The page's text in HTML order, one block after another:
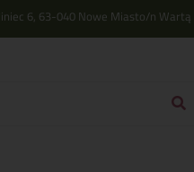
6, 63-040 Nowe Miasto/n Wartą